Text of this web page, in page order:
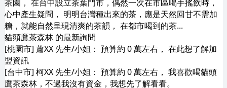
茶園， 在台中設立茶葉門市，偶然一次在市區喝手搖飲時，
心中產生疑問， 明明台灣種出來的茶，應是天然回甘不需加
糖，就能自然呈現清爽的茶韻， 在都市喝到的茶...
貓頭鷹茶森林 的最新詢問
[桃園市] 蕭XX 先生/小姐： 預算約 0 萬左右， 在此想了解加
盟資訊
[台中市] 柯XX 先生/小姐： 預算約 0 萬左右， 我喜歡喝貓頭
鷹茶森林，不過我沒有資金，我想先了解看看。